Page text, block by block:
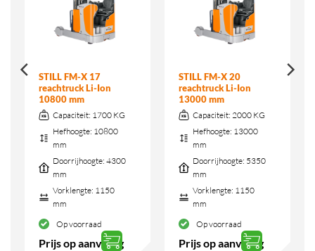
STILL FM-X 17
reachtruck Li-Ion
10800 mm
Capaciteit: 1700 KG
Hefhoogte: 10800
mm
Doorrijhoogte: 4300
mm
Vorklengte: 1150
mm
Op voorraad
Prijs op aanvraag
STILL FM-X 20
reachtruck Li-Ion
13000 mm
Capaciteit: 2000 KG
Hefhoogte: 13000
mm
Doorrijhoogte: 5350
mm
Vorklengte: 1150
mm
Op voorraad
Prijs op aanvraag